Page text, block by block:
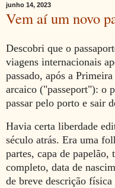
junho 14, 2023
Vem aí um novo
Descobri que o
viagens internacionais
passado, após a
arcaico ("passeport"): o
passar pelo porto e sair
Havia certa liberdade
século atrás. Era uma
partes, capa de papelão,
completo, data de
de breve descrição